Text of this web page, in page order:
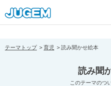
[pear_error: message="Success"
prefix="" info=""]
テーマトップ 育児 読み聞かせ絵本
読み聞
このテーマのつ